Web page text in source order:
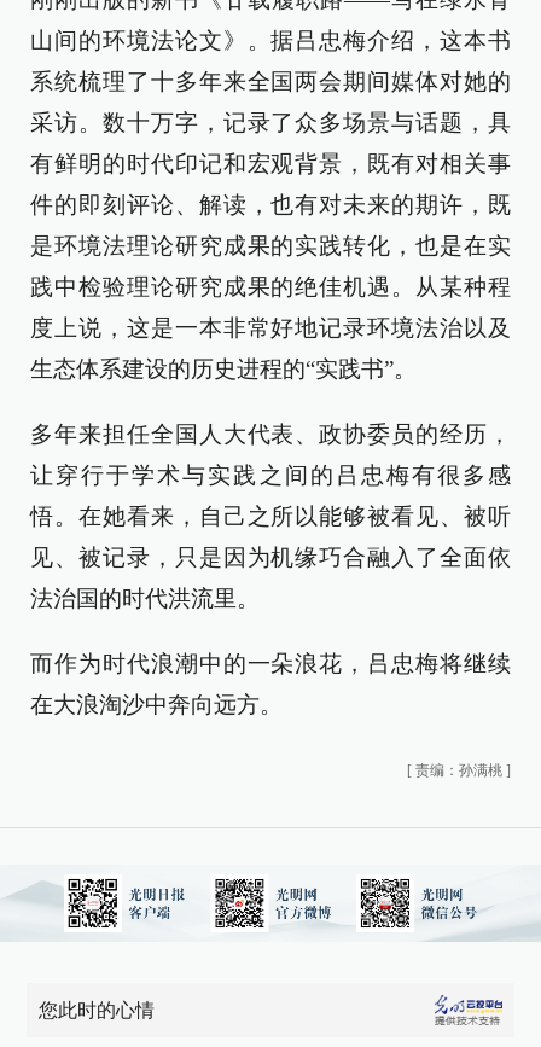
山间的环境法论文》。据吕忠梅介绍，这本书
系统梳理了十多年来全国两会期间媒体对她的
采访。数十万字，记录了众多场景与话题，具
有鲜明的时代印记和宏观背景，既有对相关事
件的即刻评论、解读，也有对未来的期许，既
是环境法理论研究成果的实践转化，也是在实
践中检验理论研究成果的绝佳机遇。从某种程
度上说，这是一本非常好地记录环境法治以及
生态体系建设的历史进程的“实践书”。
多年来担任全国人大代表、政协委员的经历，
让穿行于学术与实践之间的吕忠梅有很多感
悟。在她看来，自己之所以能够被看见、被听
见、被记录，只是因为机缘巧合融入了全面依
法治国的时代洪流里。
而作为时代浪潮中的一朵浪花，吕忠梅将继续
在大浪淘沙中奔向远方。
[ 责编：孙满桃 ]
您此时的心情